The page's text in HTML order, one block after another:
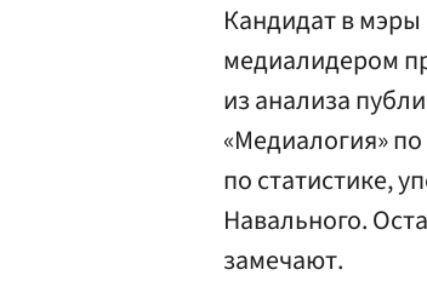
Кандидат в
медиалидером
из анализа
«Медиалогия»
по статистике,
Навального.
замечают.